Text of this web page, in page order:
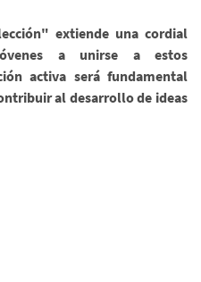
extiende una cordial
a unirse a estos
activa será fundamental
al desarrollo de ideas